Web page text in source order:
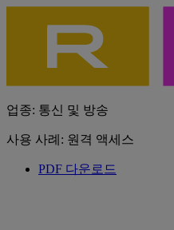
업종: 통신 및 방송
사용 사례: 원격 액세스
PDF 다운로드